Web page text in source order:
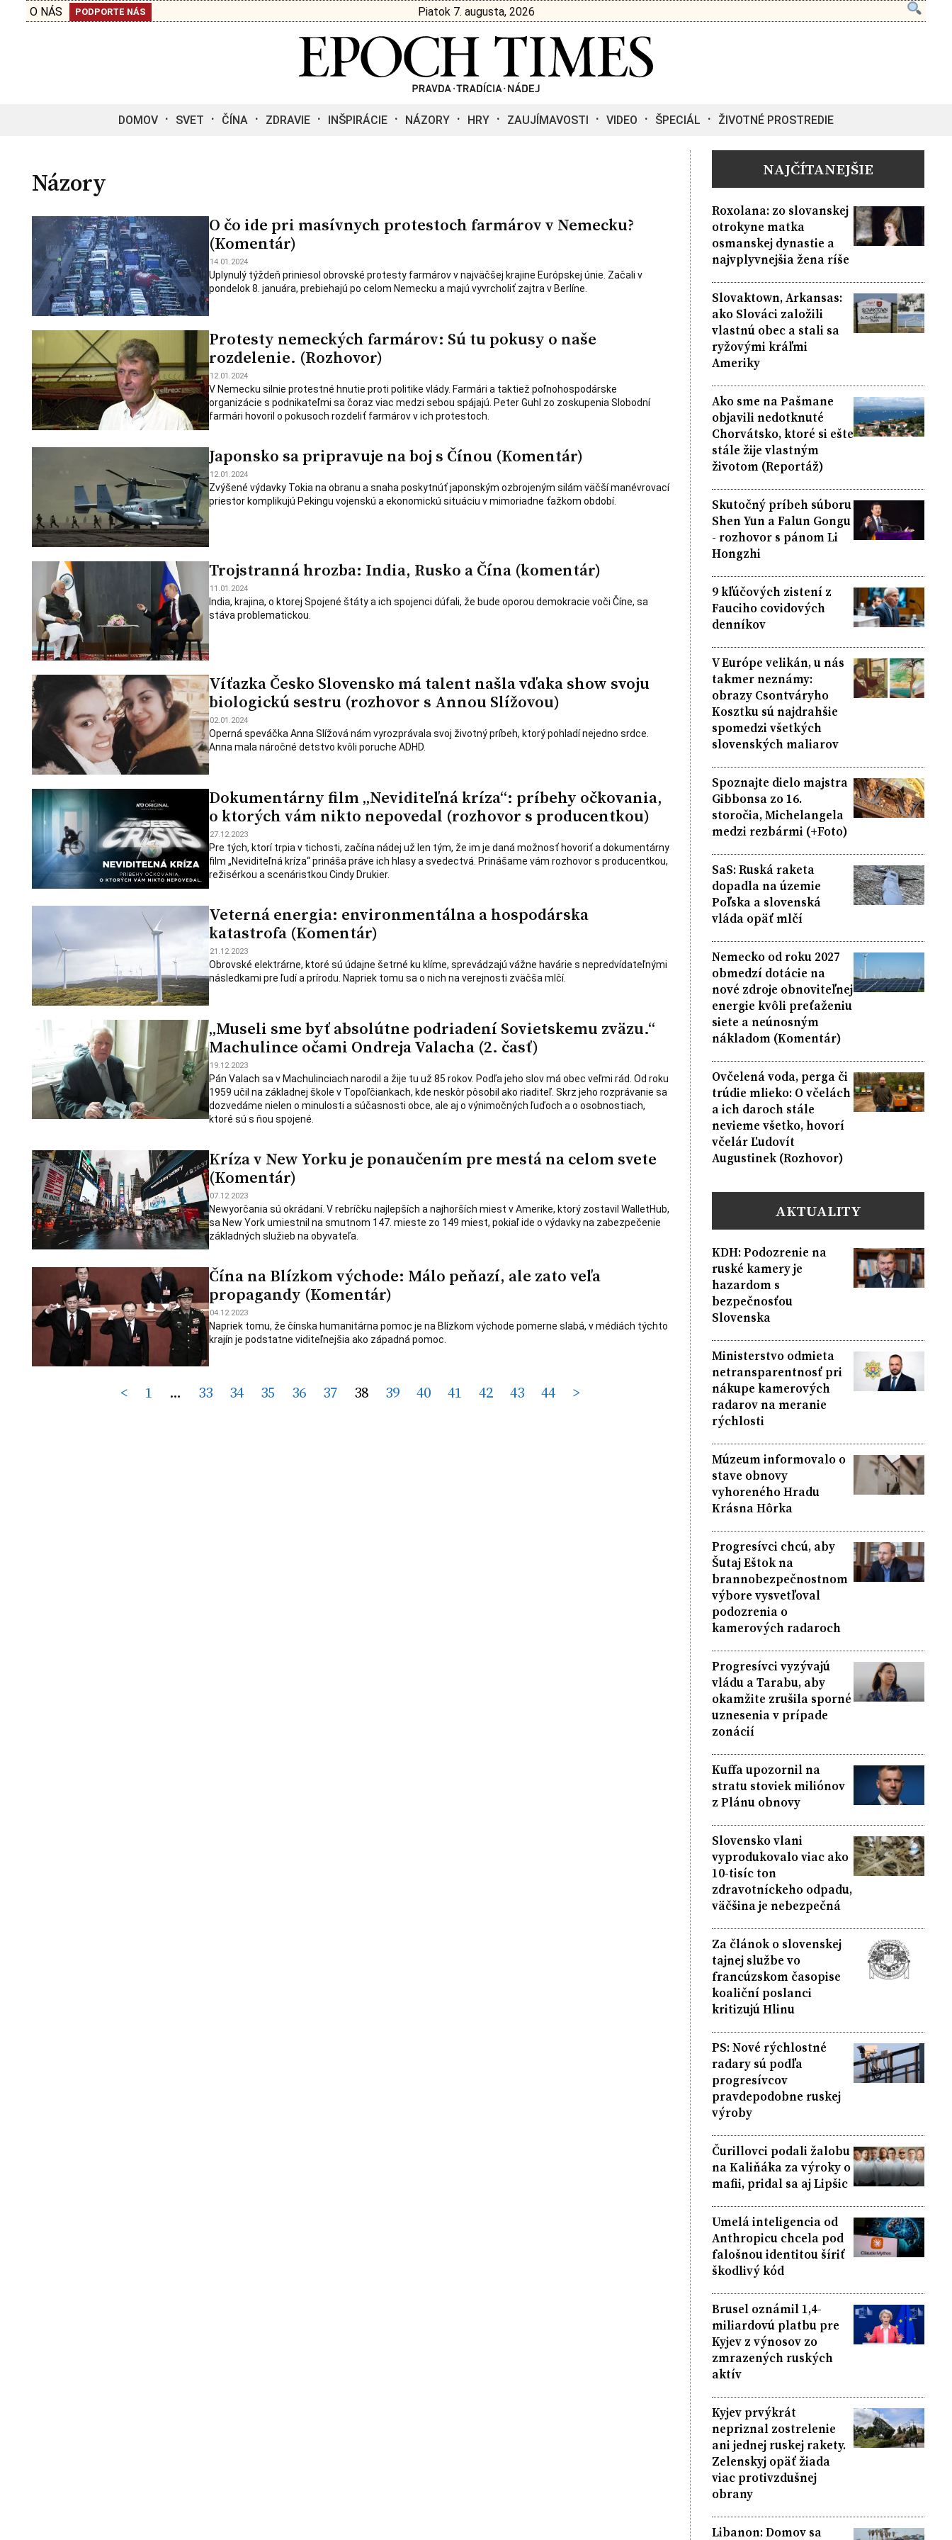
O NÁS PODPORTE NÁS Piatok 7. augusta, 2026
DOMOV SVET ČÍNA ZDRAVIE INŠPIRÁCIE NÁZORY HRY ZAUJÍMAVOSTI VIDEO ŠPECIÁL ŽIVOTNÉ PROSTREDIE
Názory
O čo ide pri masívnych protestoch farmárov v Nemecku?
(Komentár)
14.01.2024
Uplynulý týždeň priniesol obrovské protesty farmárov v najväčšej krajine Európskej únie. Začali v
pondelok 8. januára, prebiehajú po celom Nemecku a majú vyvrcholiť zajtra v Berlíne.
Protesty nemeckých farmárov: Sú tu pokusy o naše
rozdelenie. (Rozhovor)
12.01.2024
V Nemecku silnie protestné hnutie proti politike vlády. Farmári a taktiež poľnohospodárske
organizácie s podnikateľmi sa čoraz viac medzi sebou spájajú. Peter Guhl zo zoskupenia Slobodní
farmári hovoril o pokusoch rozdeliť farmárov v ich protestoch.
Japonsko sa pripravuje na boj s Čínou (Komentár)
12.01.2024
Zvýšené výdavky Tokia na obranu a snaha poskytnúť japonským ozbrojeným silám väčší manévrovací
priestor komplikujú Pekingu vojenskú a ekonomickú situáciu v mimoriadne ťažkom období.
Trojstranná hrozba: India, Rusko a Čína (komentár)
11.01.2024
India, krajina, o ktorej Spojené štáty a ich spojenci dúfali, že bude oporou demokracie voči Číne, sa
stáva problematickou.
Víťazka Česko Slovensko má talent našla vďaka show svoju
biologickú sestru (rozhovor s Annou Slížovou)
02.01.2024
Operná speváčka Anna Slížová nám vyrozprávala svoj životný príbeh, ktorý pohladí nejedno srdce.
Anna mala náročné detstvo kvôli poruche ADHD.
Dokumentárny film „Neviditeľná kríza“: príbehy očkovania,
o ktorých vám nikto nepovedal (rozhovor s producentkou)
27.12.2023
Pre tých, ktorí trpia v tichosti, začína nádej už len tým, že im je daná možnosť hovoriť a dokumentárny
film „Neviditeľná kríza“ prináša práve ich hlasy a svedectvá. Prinášame vám rozhovor s producentkou,
režisérkou a scenáristkou Cindy Drukier.
Veterná energia: environmentálna a hospodárska
katastrofa (Komentár)
21.12.2023
Obrovské elektrárne, ktoré sú údajne šetrné ku klíme, sprevádzajú vážne havárie s nepredvídateľnými
následkami pre ľudí a prírodu. Napriek tomu sa o nich na verejnosti zväčša mlčí.
„Museli sme byť absolútne podriadení Sovietskemu zväzu.“
Machulince očami Ondreja Valacha (2. časť)
19.12.2023
Pán Valach sa v Machulinciach narodil a žije tu už 85 rokov. Podľa jeho slov má obec veľmi rád. Od roku
1959 učil na základnej škole v Topoľčiankach, kde neskôr pôsobil ako riaditeľ. Skrz jeho rozprávanie sa
dozvedáme nielen o minulosti a súčasnosti obce, ale aj o výnimočných ľuďoch a o osobnostiach,
ktoré sú s ňou spojené.
Kríza v New Yorku je ponaučením pre mestá na celom svete
(Komentár)
07.12.2023
Newyorčania sú okrádaní. V rebríčku najlepších a najhorších miest v Amerike, ktorý zostavil WalletHub,
sa New York umiestnil na smutnom 147. mieste zo 149 miest, pokiaľ ide o výdavky na zabezpečenie
základných služieb na obyvateľa.
Čína na Blízkom východe: Málo peňazí, ale zato veľa
propagandy (Komentár)
04.12.2023
Napriek tomu, že čínska humanitárna pomoc je na Blízkom východe pomerne slabá, v médiách týchto
krajín je podstatne viditeľnejšia ako západná pomoc.
< 1 … 33 34 35 36 37 38 39 40 41 42 43 44 >
NAJČÍTANEJŠIE
Roxolana: zo slovanskej
otrokyne matka
osmanskej dynastie a
najvplyvnejšia žena ríše
Slovaktown, Arkansas:
ako Slováci založili
vlastnú obec a stali sa
ryžovými kráľmi
Ameriky
Ako sme na Pašmane
objavili nedotknuté
Chorvátsko, ktoré si ešte
stále žije vlastným
životom (Reportáž)
Skutočný príbeh súboru
Shen Yun a Falun Gongu
- rozhovor s pánom Li
Hongzhi
9 kľúčových zistení z
Fauciho covidových
denníkov
V Európe velikán, u nás
takmer neznámy:
obrazy Csontváryho
Kosztku sú najdrahšie
spomedzi všetkých
slovenských maliarov
Spoznajte dielo majstra
Gibbonsa zo 16.
storočia, Michelangela
medzi rezbármi (+Foto)
SaS: Ruská raketa
dopadla na územie
Poľska a slovenská
vláda opäť mlčí
Nemecko od roku 2027
obmedzí dotácie na
nové zdroje obnoviteľnej
energie kvôli preťaženiu
siete a neúnosným
nákladom (Komentár)
Ovčelená voda, perga či
trúdie mlieko: O včelách
a ich daroch stále
nevieme všetko, hovorí
včelár Ľudovít
Augustinek (Rozhovor)
AKTUALITY
KDH: Podozrenie na
ruské kamery je
hazardom s
bezpečnosťou
Slovenska
Ministerstvo odmieta
netransparentnosť pri
nákupe kamerových
radarov na meranie
rýchlosti
Múzeum informovalo o
stave obnovy
vyhoreného Hradu
Krásna Hôrka
Progresívci chcú, aby
Šutaj Eštok na
brannobezpečnostnom
výbore vysvetľoval
podozrenia o
kamerových radaroch
Progresívci vyzývajú
vládu a Tarabu, aby
okamžite zrušila sporné
uznesenia v prípade
zonácií
Kuffa upozornil na
stratu stoviek miliónov
z Plánu obnovy
Slovensko vlani
vyprodukovalo viac ako
10-tisíc ton
zdravotníckeho odpadu,
väčšina je nebezpečná
Za článok o slovenskej
tajnej službe vo
francúzskom časopise
koaliční poslanci
kritizujú Hlinu
PS: Nové rýchlostné
radary sú podľa
progresívcov
pravdepodobne ruskej
výroby
Čurillovci podali žalobu
na Kaliňáka za výroky o
mafii, pridal sa aj Lipšic
Umelá inteligencia od
Anthropicu chcela pod
falošnou identitou šíriť
škodlivý kód
Brusel oznámil 1,4-
miliardovú platbu pre
Kyjev z výnosov zo
zmrazených ruských
aktív
Kyjev prvýkrát
nepriznal zostrelenie
ani jednej ruskej rakety.
Zelenskyj opäť žiada
viac protivzdušnej
obrany
Libanon: Domov sa